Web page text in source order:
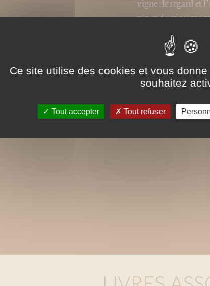
vin et du vinaigre
Ce site utilise des cookies et vous
souhaitez
Tout accepter Tout refuser